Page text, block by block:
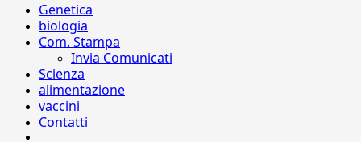
Genetica
biologia
Com. Stampa
Invia Comunicati
Scienza
alimentazione
vaccini
Contatti